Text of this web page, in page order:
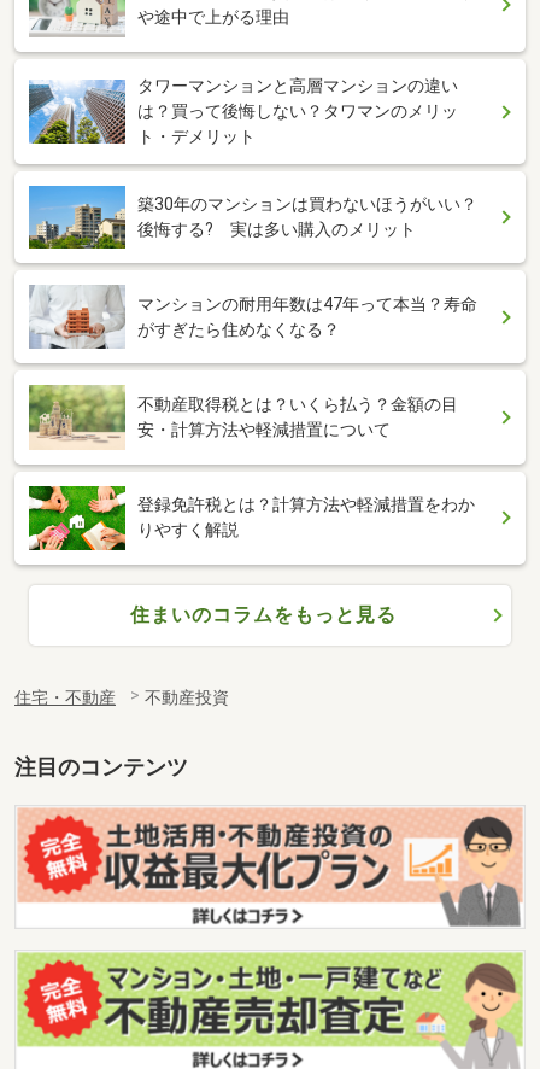
や途中で上がる理由
タワーマンションと高層マンションの違い
は？買って後悔しない？タワマンのメリッ
ト・デメリット
築30年のマンションは買わないほうがいい？
後悔する? 実は多い購入のメリット
マンションの耐用年数は47年って本当？寿命
がすぎたら住めなくなる？
不動産取得税とは？いくら払う？金額の目
安・計算方法や軽減措置について
登録免許税とは？計算方法や軽減措置をわか
りやすく解説
住まいのコラムをもっと見る
住宅・不動産 不動産投資
注目のコンテンツ